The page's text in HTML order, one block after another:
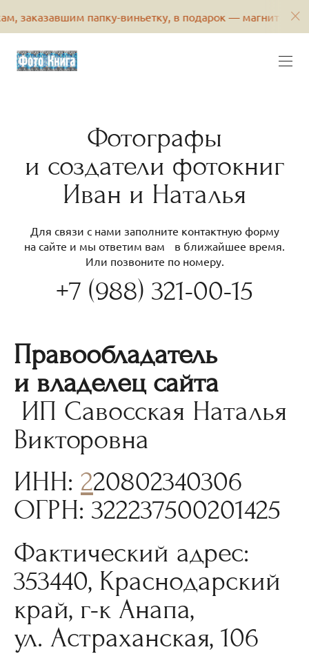
заказавшим папку-виньетку, в подарок — магнит с
Фотографы
и создатели фотокниг
Иван и Наталья
Для связи с нами заполните контактную форму
на сайте и мы ответим вам в ближайшее время.
Или позвоните по номеру.
+7 (988) 321-00-15
Правообладатель
и владелец сайта
ИП Савосская Наталья
Викторовна
ИНН: 220802340306
ОГРН: 322237500201425
Фактический адрес:
353440, Краснодарский
край, г-к Анапа,
ул. Астраханская, 106